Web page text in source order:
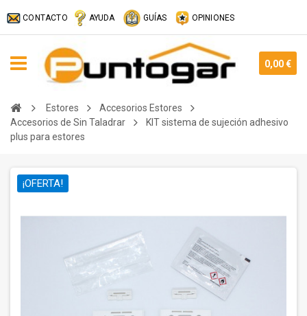
CONTACTO AYUDA GUÍAS OPINIONES
0,00 €
Estores
Accesorios Estores
Accesorios de Sin Taladrar
KIT sistema de sujeción adhesivo
plus para estores
¡OFERTA!